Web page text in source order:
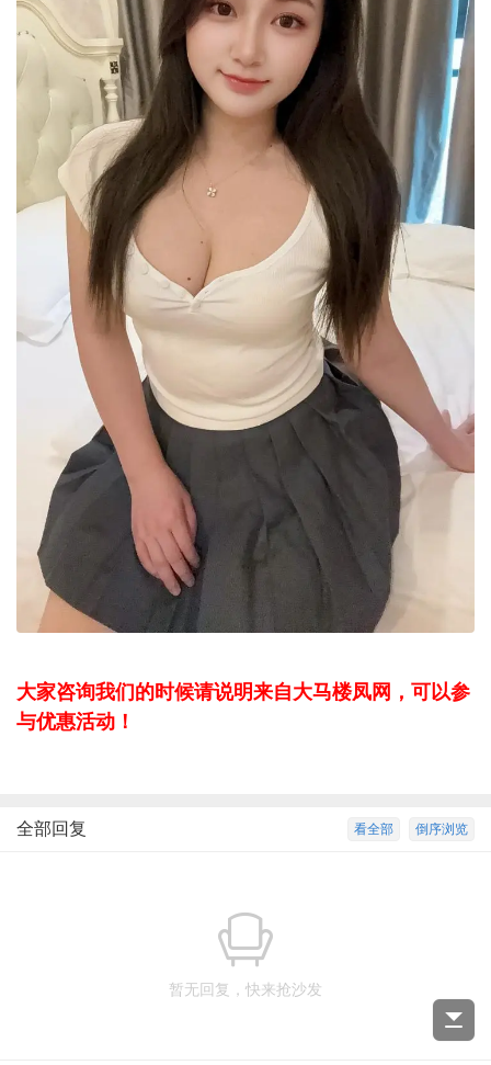
大家咨询我们的时候请说明来自大马楼凤网，可以参
与优惠活动！
倒序浏览
看全部
全部回复
暂无回复，快来抢沙发